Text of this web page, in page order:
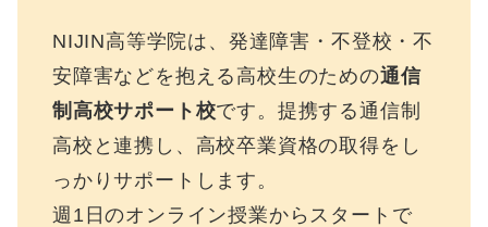
NIJIN高等学院は、発達障害・不登校・不
安障害などを抱える高校生のための通信
制高校サポート校です。提携する通信制
高校と連携し、高校卒業資格の取得をし
っかりサポートします。
週1日のオンライン授業からスタートで